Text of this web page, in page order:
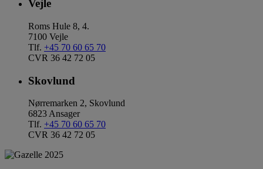
Vejle
Roms Hule 8, 4.
7100 Vejle
Tlf. +45 70 60 65 70
CVR 36 42 72 05
Skovlund
Nørremarken 2, Skovlund
6823 Ansager
Tlf. +45 70 60 65 70
CVR 36 42 72 05